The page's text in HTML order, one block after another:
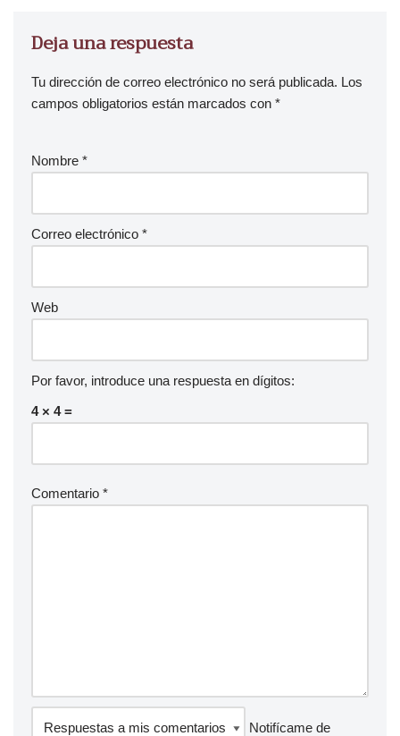
Deja una respuesta
Tu dirección de correo electrónico no será publicada. Los
campos obligatorios están marcados con *
Nombre *
Correo electrónico *
Web
Por favor, introduce una respuesta en dígitos:
4 × 4 =
Comentario *
Notifícame de